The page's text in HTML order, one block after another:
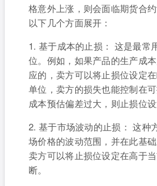
格意外上涨，则会面临期货合
以下几个方面展开：
1. 基于成本的止损： 这是最常
位。例如，如果产品的生产成
应的，卖方可以将止损位设定
单位，卖方的损失也能控制在
成本预估偏差过大，则止损位设
2. 基于市场波动的止损： 这种
场价格的波动范围，并在此基
卖方可以将止损位设定在高于
断。